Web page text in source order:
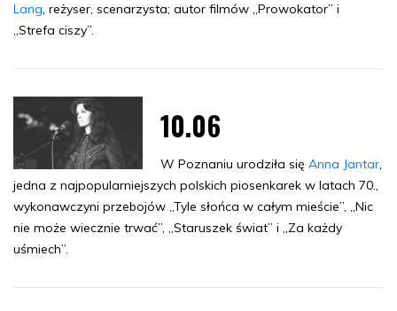
Lang, reżyser, scenarzysta; autor filmów „Prowokator” i
„Strefa ciszy”.
10.06
W Poznaniu urodziła się Anna Jantar,
jedna z najpopularniejszych polskich piosenkarek w latach 70.,
wykonawczyni przebojów „Tyle słońca w całym mieście”, „Nic
nie może wiecznie trwać”, „Staruszek świat” i „Za każdy
uśmiech”.